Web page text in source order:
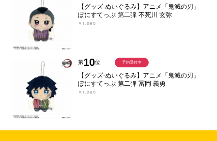
【グッズ-ぬいぐるみ】アニメ「鬼滅の刃」
ぽにすてっぷ 第二弾 不死川 玄弥
￥1,980
第10位
【グッズ-ぬいぐるみ】アニメ「鬼滅の刃」
ぽにすてっぷ 第二弾 冨岡 義勇
￥1,980
予約受付中